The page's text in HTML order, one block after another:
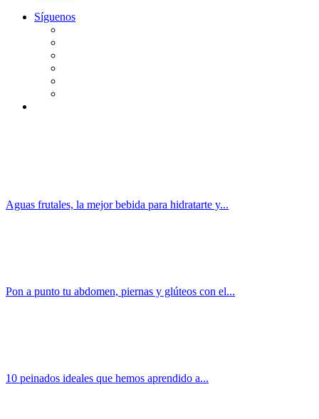
Síguenos
Aguas frutales, la mejor bebida para hidratarte y...
Pon a punto tu abdomen, piernas y glúteos con el...
10 peinados ideales que hemos aprendido a...